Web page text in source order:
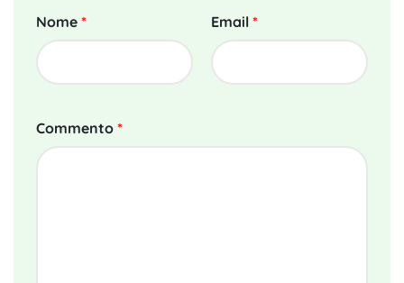
Nome * Email *
Commento *